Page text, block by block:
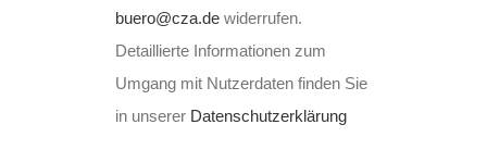
buero@cza.de widerrufen.
Detaillierte Informationen zum
Umgang mit Nutzerdaten finden Sie
in unserer Datenschutzerklärung